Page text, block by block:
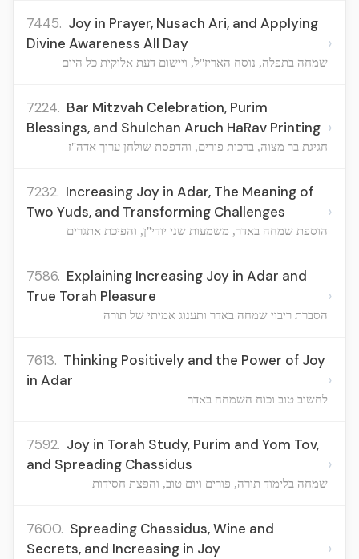
7445. Joy in Prayer, Nusach Ari, and Applying
Divine Awareness All Day
שמחה בתפלה, נוסח האריז"ל, ויישום דעת אלוקית כל היום
›
7224. Bar Mitzvah Celebration, Purim
Blessings, and Shulchan Aruch HaRav Printing
חגיגת בר מצוה, ברכות פורים, והדפסת שולחן ערוך אדה"ז
›
7232. Increasing Joy in Adar, The Meaning of
Two Yuds, and Transforming Challenges
הוספת שמחה באדר, משמעות שני יודי"ן, והפיכת אתגרים
›
7586. Explaining Increasing Joy in Adar and
True Torah Pleasure
הסברת ריבוי שמחה באדר ותענוג אמיתי של תורה
›
7613. Thinking Positively and the Power of Joy
in Adar
לחשוב טוב וכוח השמחה באדר
›
7592. Joy in Torah Study, Purim and Yom Tov,
and Spreading Chassidus
שמחה בלימוד תורה, פורים ויום טוב, והפצת חסידות
›
7600. Spreading Chassidus, Wine and
Secrets, and Increasing in Joy
›